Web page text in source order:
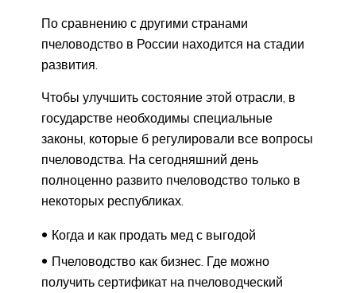
По сравнению с другими странами
пчеловодство в России находится на стадии
развития.
Чтобы улучшить состояние этой отрасли, в
государстве необходимы специальные
законы, которые б регулировали все вопросы
пчеловодства. На сегодняшний день
полноценно развито пчеловодство только в
некоторых республиках.
Когда и как продать мед с выгодой
Пчеловодство как бизнес. Где можно
получить сертификат на пчеловодческий